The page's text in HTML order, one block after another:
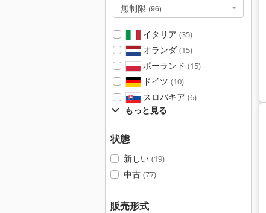
無制限 (96)
イタリア (35)
オランダ (15)
ポーランド (15)
ドイツ (10)
スロバキア (6)
もっと見る
状態
新しい (19)
中古 (77)
販売形式